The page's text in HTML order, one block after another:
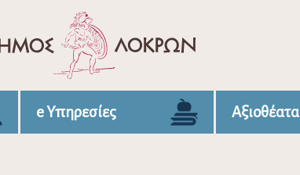
e Υπηρεσίες Αξιοθέατα